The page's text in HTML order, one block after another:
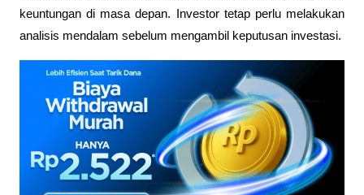
keuntungan di masa depan. Investor tetap perlu melakukan
analisis mendalam sebelum mengambil keputusan investasi.